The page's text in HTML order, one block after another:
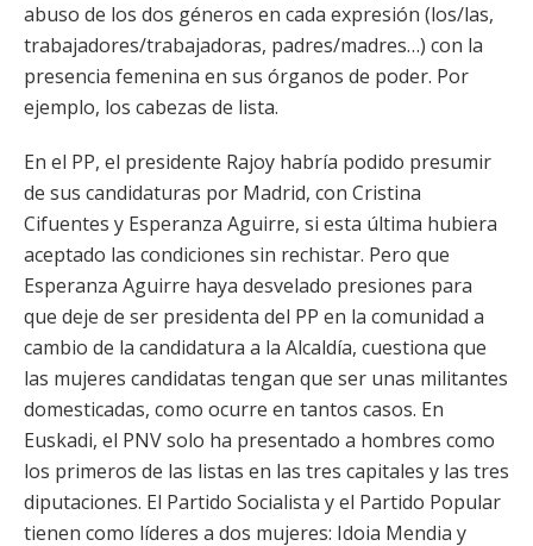
abuso de los dos géneros en cada expresión (los/las,
trabajadores/trabajadoras, padres/madres…) con la
presencia femenina en sus órganos de poder. Por
ejemplo, los cabezas de lista.
En el PP, el presidente Rajoy habría podido presumir
de sus candidaturas por Madrid, con Cristina
Cifuentes y Esperanza Aguirre, si esta última hubiera
aceptado las condiciones sin rechistar. Pero que
Esperanza Aguirre haya desvelado presiones para
que deje de ser presidenta del PP en la comunidad a
cambio de la candidatura a la Alcaldía, cuestiona que
las mujeres candidatas tengan que ser unas militantes
domesticadas, como ocurre en tantos casos. En
Euskadi, el PNV solo ha presentado a hombres como
los primeros de las listas en las tres capitales y las tres
diputaciones. El Partido Socialista y el Partido Popular
tienen como líderes a dos mujeres: Idoia Mendia y